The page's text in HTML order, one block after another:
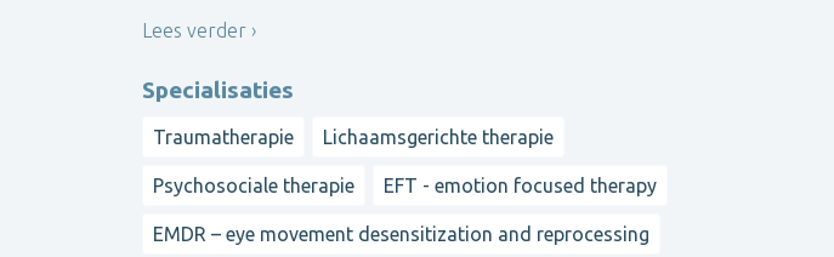
Lees verder
Specialisaties
Traumatherapie Lichaamsgerichte therapie
Psychosociale therapie EFT - emotion focused therapy
EMDR – eye movement desensitization and reprocessing